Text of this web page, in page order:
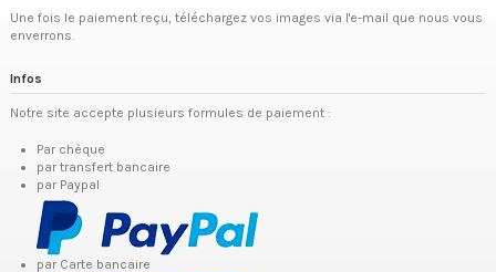
Une fois le paiement reçu, téléchargez vos images via l'e-mail que nous vous
enverrons.
Infos
Notre site accepte plusieurs formules de paiement :
Par chèque
par transfert bancaire
par Paypal
par Carte bancaire